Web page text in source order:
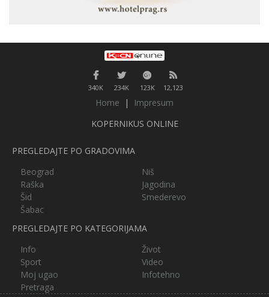
340K 234K 123K 12,123
Home |
Impresum
KOPERNIKUS ONLINE
PREGLEDAJTE PO GRADOVIMA
Beograd
Niš
Raška
Jagodina
Šid
Smederevo
Šabac
PREGLEDAJTE PO KATEGORIJAMA
Info
Život
Sport
Video
Moj ugao
Infotehno
Pretraga